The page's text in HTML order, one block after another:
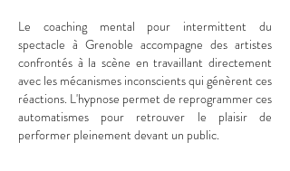
Le coaching mental pour intermittent du
spectacle à Grenoble accompagne des artistes
confrontés à la scène en travaillant directement
avec les mécanismes inconscients qui génèrent ces
réactions. L'hypnose permet de reprogrammer ces
automatismes pour retrouver le plaisir de
performer pleinement devant un public.